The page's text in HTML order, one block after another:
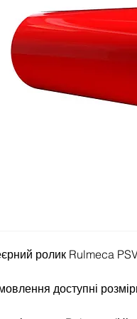
ролик Rulmeca
доступні